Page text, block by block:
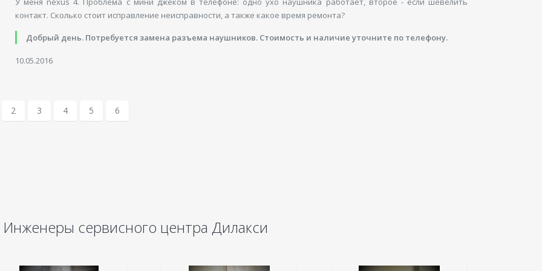
контакт. Сколько стоит исправление неисправности, а также какое время ремонта?
Добрый день. Потребуется замена разъема наушников. Стоимость и наличие уточните по телефону.
10.05.2016
2 3 4 5 6
Инженеры сервисного центра Дилакси